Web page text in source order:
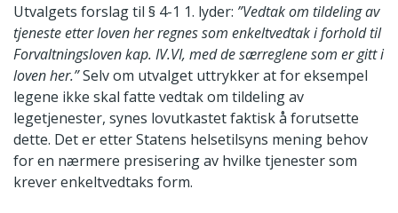
Utvalgets forslag til § 4-1 1. lyder: ”Vedtak om tildeling av
tjeneste etter loven her regnes som enkeltvedtak i forhold til
Forvaltningsloven kap. IV.VI, med de særreglene som er gitt i
loven her.”Selv om utvalget uttrykker at for eksempel
legene ikke skal fatte vedtak om tildeling av
legetjenester, synes lovutkastet faktisk å forutsette
dette. Det er etter Statens helsetilsyns mening behov
for en nærmere presisering av hvilke tjenester som
krever enkeltvedtaks form.